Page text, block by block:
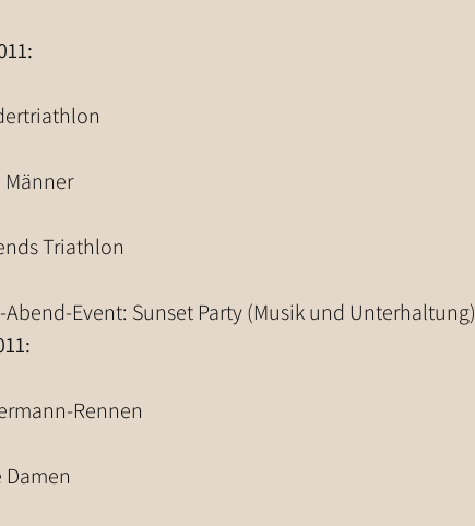
Männer
Triathlon
Event: Sunset Party (Musik und Unterhaltung)
Rennen
Damen